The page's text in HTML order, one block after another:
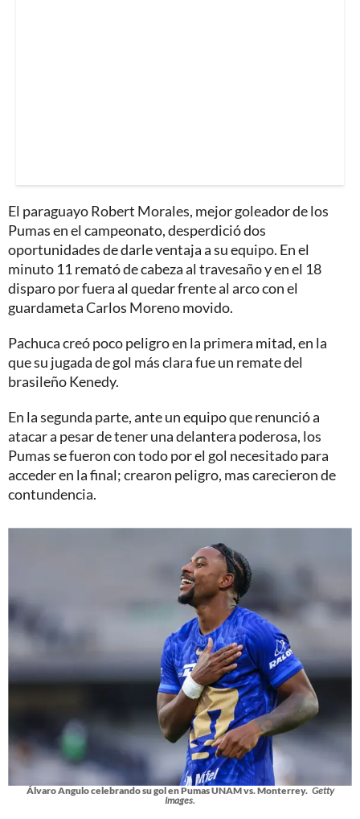
El paraguayo Robert Morales, mejor goleador de los
Pumas en el campeonato, desperdició dos
oportunidades de darle ventaja a su equipo. En el
minuto 11 remató de cabeza al travesaño y en el 18
disparo por fuera al quedar frente al arco con el
guardameta Carlos Moreno movido.
Pachuca creó poco peligro en la primera mitad, en la
que su jugada de gol más clara fue un remate del
brasileño Kenedy.
En la segunda parte, ante un equipo que renunció a
atacar a pesar de tener una delantera poderosa, los
Pumas se fueron con todo por el gol necesitado para
acceder en la final; crearon peligro, mas carecieron de
contundencia.
Álvaro Angulo celebrando su gol en Pumas UNAM vs. Monterrey. Getty
Images.